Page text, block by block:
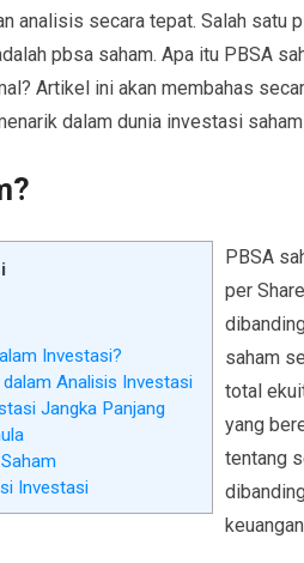
analisis secara tepat. Salah satu
pbsa saham. Apa itu PBSA
Artikel ini akan membahas
dalam dunia investasi
Investasi?
Analisis Investasi
Jangka Panjang
Investasi
PBSA
per
saham
total
yang
tentang